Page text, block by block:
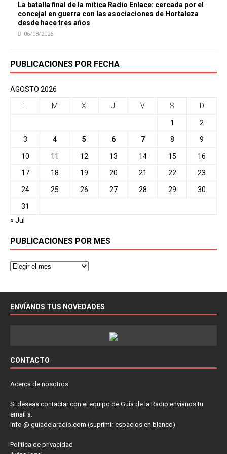
La batalla final de la mítica Radio Enlace: cercada por el
concejal en guerra con las asociaciones de Hortaleza
desde hace tres años
06/08/2026
PUBLICACIONES POR FECHA
AGOSTO 2026
M X J V S D
1 2
3 4 5 6 7 8 9
10 11 12 13 14 15 16
17 18 19 20 21 22 23
24 25 26 27 28 29 30
31
« Jul
PUBLICACIONES POR MES
ENVÍANOS TUS NOVEDADES
CONTACTO
Acerca de nosotros
Si deseas contactar con el equipo de Guía de la Radio envíanos tu
email a:
info @ guiadelaradio.com (suprimir espacios en blanco)
Política de privacidad